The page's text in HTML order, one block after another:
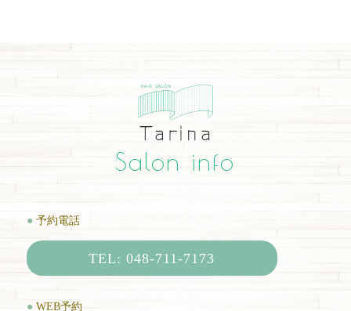
Salon info
● 予約電話
TEL: 048-711-7173
● WEB予約